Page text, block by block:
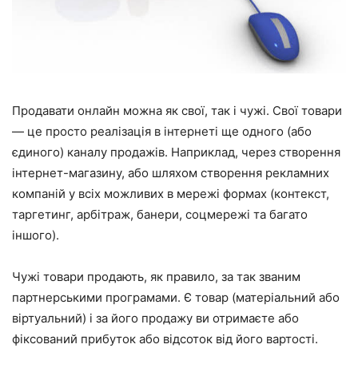
Продавати онлайн можна як свої, так і чужі. Свої товари
— це просто реалізація в інтернеті ще одного (або
єдиного) каналу продажів. Наприклад, через створення
інтернет-магазину, або шляхом створення рекламних
компаній у всіх можливих в мережі формах (контекст,
таргетинг, арбітраж, банери, соцмережі та багато
іншого).
Чужі товари продають, як правило, за так званим
партнерськими програмами. Є товар (матеріальний або
віртуальний) і за його продажу ви отримаєте або
фіксований прибуток або відсоток від його вартості.